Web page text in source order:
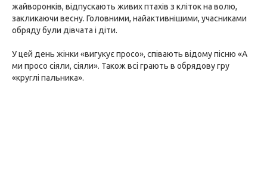
жайворонків, відпускають живих птахів з кліток на волю,
закликаючи весну. Головними, найактивнішими, учасниками
обряду були дівчата і діти.
У цей день жінки «вигукує просо», співають відому пісню «А
ми просо сіяли, сіяли». Також всі грають в обрядову гру
«круглі пальника».